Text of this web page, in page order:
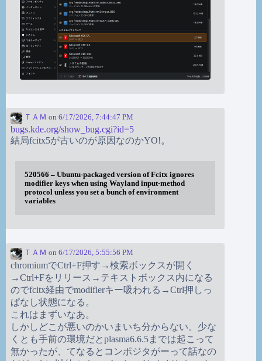
ＴＡＭ on 6/17/2026, 7:44:47 PM
bugs.kde.org/show_bug.cgi?id=5
結局fcitx5が古いのが原因なのかYO!。
520566 – Ubuntu-packaged version of Fcitx ignores
modifier keys when using Wayland input-method
protocol unless you set a bunch of environment
variables
ＴＡＭ on 6/17/2026, 5:55:56 PM
chromiumでCtrl+F押す→検索ボックスが開く
→Ctrl+Fをリリース→テキストボックス内になる
のでfcitx経由でmodifierキー吸われる→Ctrl押しっ
ぱなし状態になる。
これはまずいなあ。
しかしどこが悪いのかいまいち分からない。少な
くとも手前の環境だとplasma6.6.5までは起こって
無かったが、てなるとコンポジタがーって話なの